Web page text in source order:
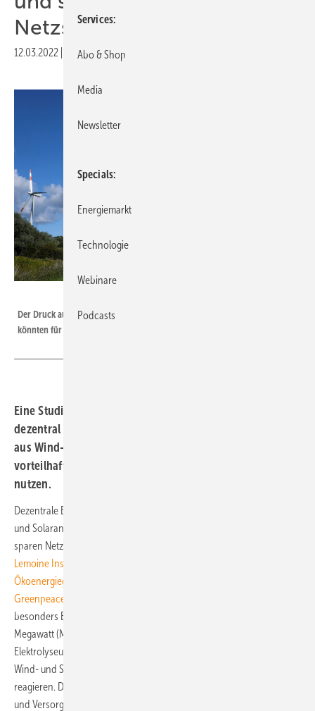
Netzsicherheit
12.03.2022 Druckvorschau
Der Druck auf die Netzinfrastruktur wächst – kleinere Elektrolyseure
könnten für Entlastung sorgen.
Eine Studie des Reiner Lemoine Instituts zeigt, wie
dezentral eingesetzte Elektrolyseure lokale Überschüsse
aus Wind- und Sonnenstrom volkswirtschaftlich
vorteilhaft für die Produktion von grünem Wasserstoff
nutzen.
Dezentrale Elektrolyseure verbessern die Energieausbeute aus Wind-
und Solaranlagen, machen unser Energiesystem resilienter und
sparen Netzausbaukosten.
Lemoine Instituts (RLI) im Auftrag der
Ökoenergiegenossenschaft Green Planet Energy eG (vormals
Greenpeace Energy).
besonders Elektrolyseure mit einer Spitzenleistung von bis zu fünf
Megawatt (MW), berechneten die Studienautor:innen. „Solche
Elektrolyseure können flexibel auf das fluktuierende Dargebot an
Wind- und Solarstrom und Steuersignale der Verteilnetzbetreiber
reagieren. Damit leisten sie einen wichtigen Beitrag zur Netzstabilität
und Versorgungssicherheit. Das Energiesystem wird so effizienter,
Services
Abo & Shop
Media
Newsletter
Specials
Energiemarkt
Technologie
Webinare
Podcasts